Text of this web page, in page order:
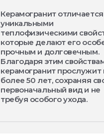
Керамогранит отличается
уникальными
теплофизическими
которые делают его
прочным и долговечным.
Благодаря этим
керамогранит прослужит
более 50 лет, сохраняя
первоначальный вид и не
требуя особого ухода.